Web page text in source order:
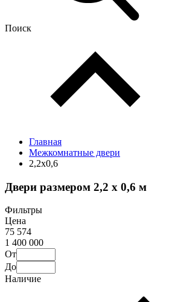
Поиск
Главная
Межкомнатные двери
2,2х0,6
Двери размером 2,2 х 0,6 м
Фильтры
Цена
75 574
1 400 000
От
До
Наличие